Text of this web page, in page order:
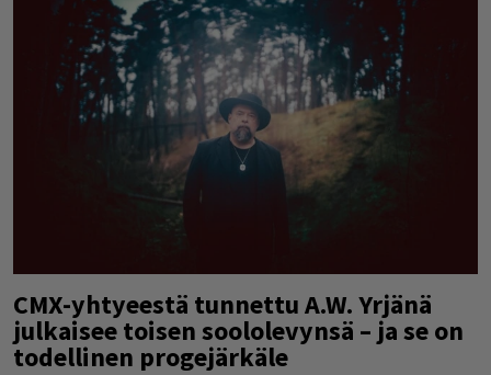
CMX-yhtyeestä tunnettu A.W. Yrjänä
julkaisee toisen soololevynsä – ja se on
todellinen progejärkäle